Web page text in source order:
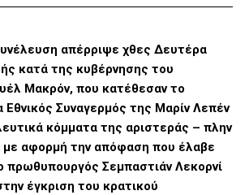
απέρριψε χθες Δευτέρα
κατά της κυβέρνησης του
Μακρόν, που κατέθεσαν το
Εθνικός Συναγερμός της Μαρίν Λεπέν
κόμματα της αριστεράς – πλην
με αφορμή την απόφαση που έλαβε
πρωθυπουργός Σεμπαστιάν Λεκορνί
έγκριση του κρατικού